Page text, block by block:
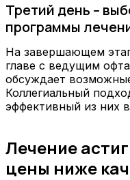
Третий день –
программы
На завершающем
главе с ведущим
обсуждает
Коллегиальный
эффективный из них
Лечение
цены ниже